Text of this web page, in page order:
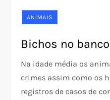
ANIMAIS
Bichos no
Na idade média os
crimes assim como os
registros de casos de